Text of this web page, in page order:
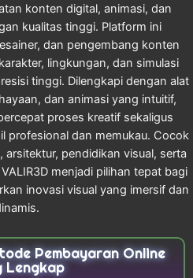
konten digital, animasi, dan
kualitas tinggi. Platform ini
dan pengembang konten
lingkungan, dan simulasi
tinggi. Dilengkapi dengan alat
dan animasi yang intuitif,
proses kreatif sekaligus
profesional dan memukau. Cocok
arsitektur, pendidikan visual, serta
menjadi pilihan tepat bagi
inovasi visual yang imersif dan
Pembayaran Online
Lengkap